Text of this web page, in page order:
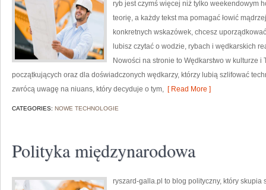
ryb jest czymś więcej niż tylko weekendowym
teorię, a każdy tekst ma pomagać łowić
konkretnych wskazówek, chcesz
lubisz czytać o wodzie, rybach i wędkarskich
Nowości na stronie to Wędkarstwo w kulturze i
początkujących oraz dla doświadczonych wędkarzy, którzy lubią szlifować
zwrócą uwagę na niuans, który decyduje o tym, [ Read More ]
CATEGORIES: NOWE TECHNOLOGIE
Polityka międzynarodowa
ryszard-galla.pl to blog polityczny, który